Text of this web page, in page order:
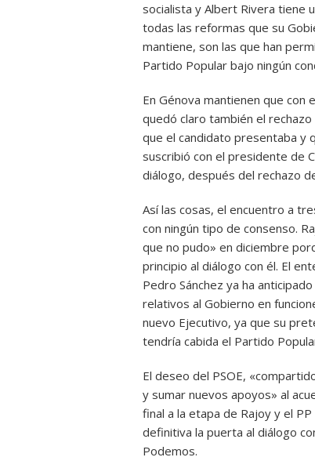
socialista y Albert Rivera tiene
todas las reformas que su
mantiene, son las que han
Partido Popular bajo ningún
En Génova mantienen que con
quedó claro también el
que el candidato presentaba y
suscribió con el presidente de
diálogo, después del rechazo
Así las cosas, el encuentro a
con ningún tipo de consenso.
que no pudo» en diciembre
principio al diálogo con él. El
Pedro Sánchez ya ha
relativos al Gobierno en
nuevo Ejecutivo, ya que su
tendría cabida el Partido
El deseo del PSOE,
y sumar nuevos apoyos» al
final a la etapa de Rajoy y el
definitiva la puerta al diálogo
Podemos.